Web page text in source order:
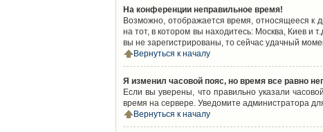
На конференции неправильное время!
Возможно, отображается время, относящееся к
на тот, в котором вы находитесь: Москва, Киев и
вы не зарегистрированы, то сейчас удачный
Вернуться к началу
Я изменил часовой пояс, но время все равно
Если вы уверены, что правильно указали
время на сервере. Уведомите администратора
Вернуться к началу